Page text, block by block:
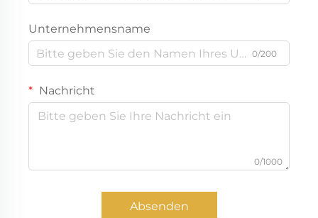
Unternehmensname
0/200
Nachricht
0/1000
Absenden